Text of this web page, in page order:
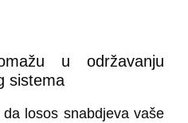
u održavanju
sistema
losos snabdjeva vaše